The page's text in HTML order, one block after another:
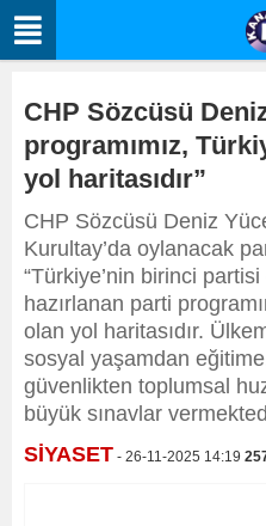
CHP Sözcüsü
programımız,
yol haritasıdır”
CHP Sözcüsü Deniz
Kurultay’da oylanacak
“Türkiye’nin birinci
hazırlanan parti
olan yol haritasıdır.
sosyal yaşamdan
güvenlikten toplumsal
büyük sınavlar
SİYASET - 26-11-2025 14:19